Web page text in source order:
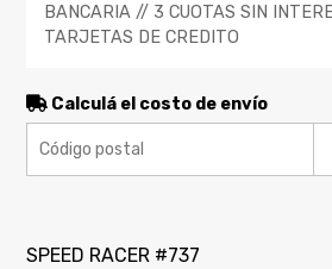
BANCARIA // 3 CUOTAS SIN
TARJETAS DE CREDITO
Calculá el costo de envío
SPEED RACER #737